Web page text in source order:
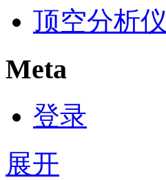
顶空分析仪
Meta
登录
展开